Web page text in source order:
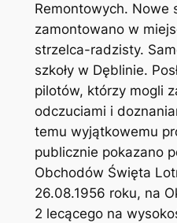
Remontowych. Nowe
zamontowano w
strzelca-radzisty.
szkoły w Dęblinie.
pilotów, którzy mogli
odczuciami i
temu wyjątkowemu
publicznie pokazano
Obchodów Święta
26.08.1956 roku, na
2 lecącego na